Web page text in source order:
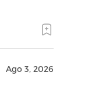
Ago 3, 2026